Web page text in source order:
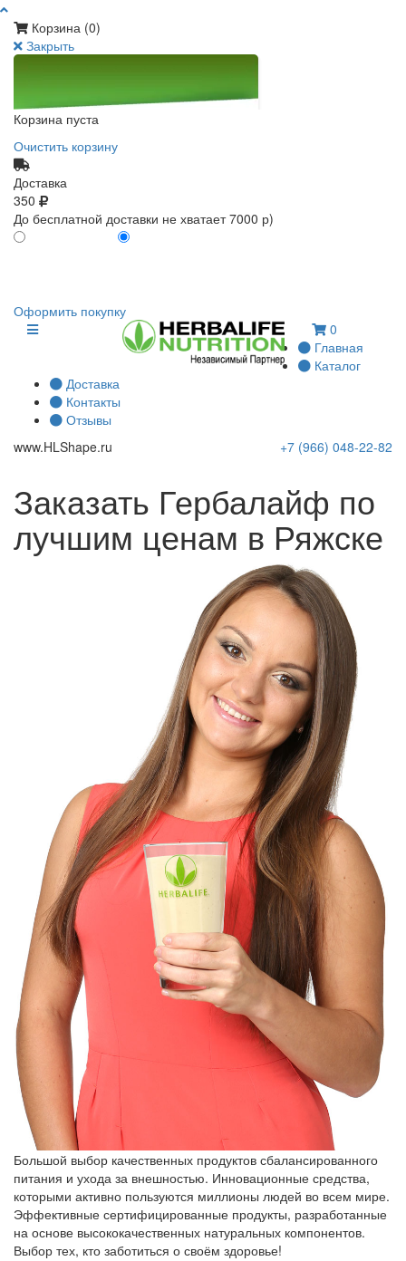
Корзина (0)
Закрыть
Корзина пуста
Очистить корзину
Доставка
350
До бесплатной доставки не хватает 7000 р)
Оформить покупку
0
Главная
Каталог
Доставка
Контакты
Отзывы
www.HLShape.ru +7 (966) 048-22-82
Заказать Гербалайф по
лучшим ценам в Ряжске
Большой выбор качественных продуктов сбалансированного
питания и ухода за внешностью. Инновационные средства,
которыми активно пользуются миллионы людей во всем мире.
Эффективные сертифицированные продукты, разработанные
на основе высококачественных натуральных компонентов.
Выбор тех, кто заботиться о своём здоровье!